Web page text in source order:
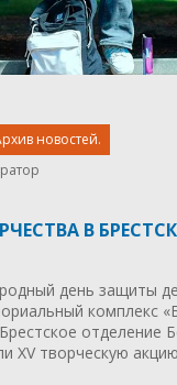
новостей.
В
день защиты
комплекс
отделение
XV творческую